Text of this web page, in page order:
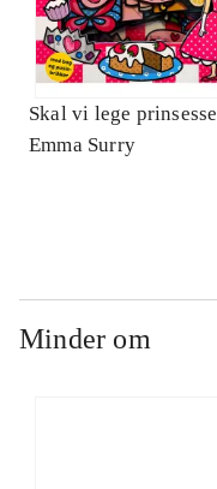
Skal vi lege prinsesse
Emma Surry
Minder om